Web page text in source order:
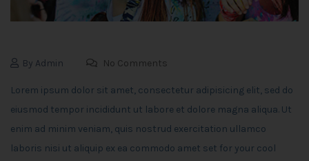
By Admin No Comments
Lorem ipsum dolor sit amet, consectetur adipisicing elit, sed do
eiusmod tempor incididunt ut labore et dolore magna aliqua. Ut
enim ad minim veniam, quis nostrud exercitation ullamco
laboris nisi ut aliquip ex ea commodo amet set for your cool